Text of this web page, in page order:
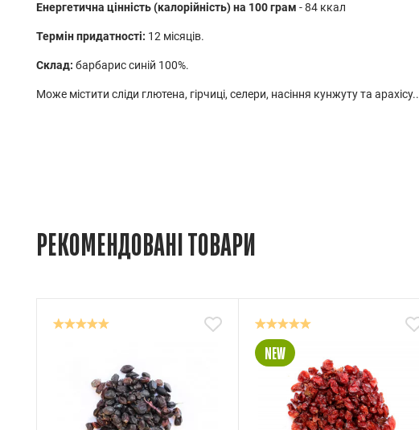
Енергетична цінність (калорійність) на 100 грам - 84 ккал
Термін придатності: 12 місяців.
Склад: барбарис синій 100%.
Може містити сліди глютена, гірчиці, селери, насіння кунжуту та арахісу..
РЕКОМЕНДОВАНІ ТОВАРИ
NEW